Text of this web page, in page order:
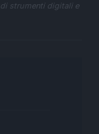
strumenti digitali e